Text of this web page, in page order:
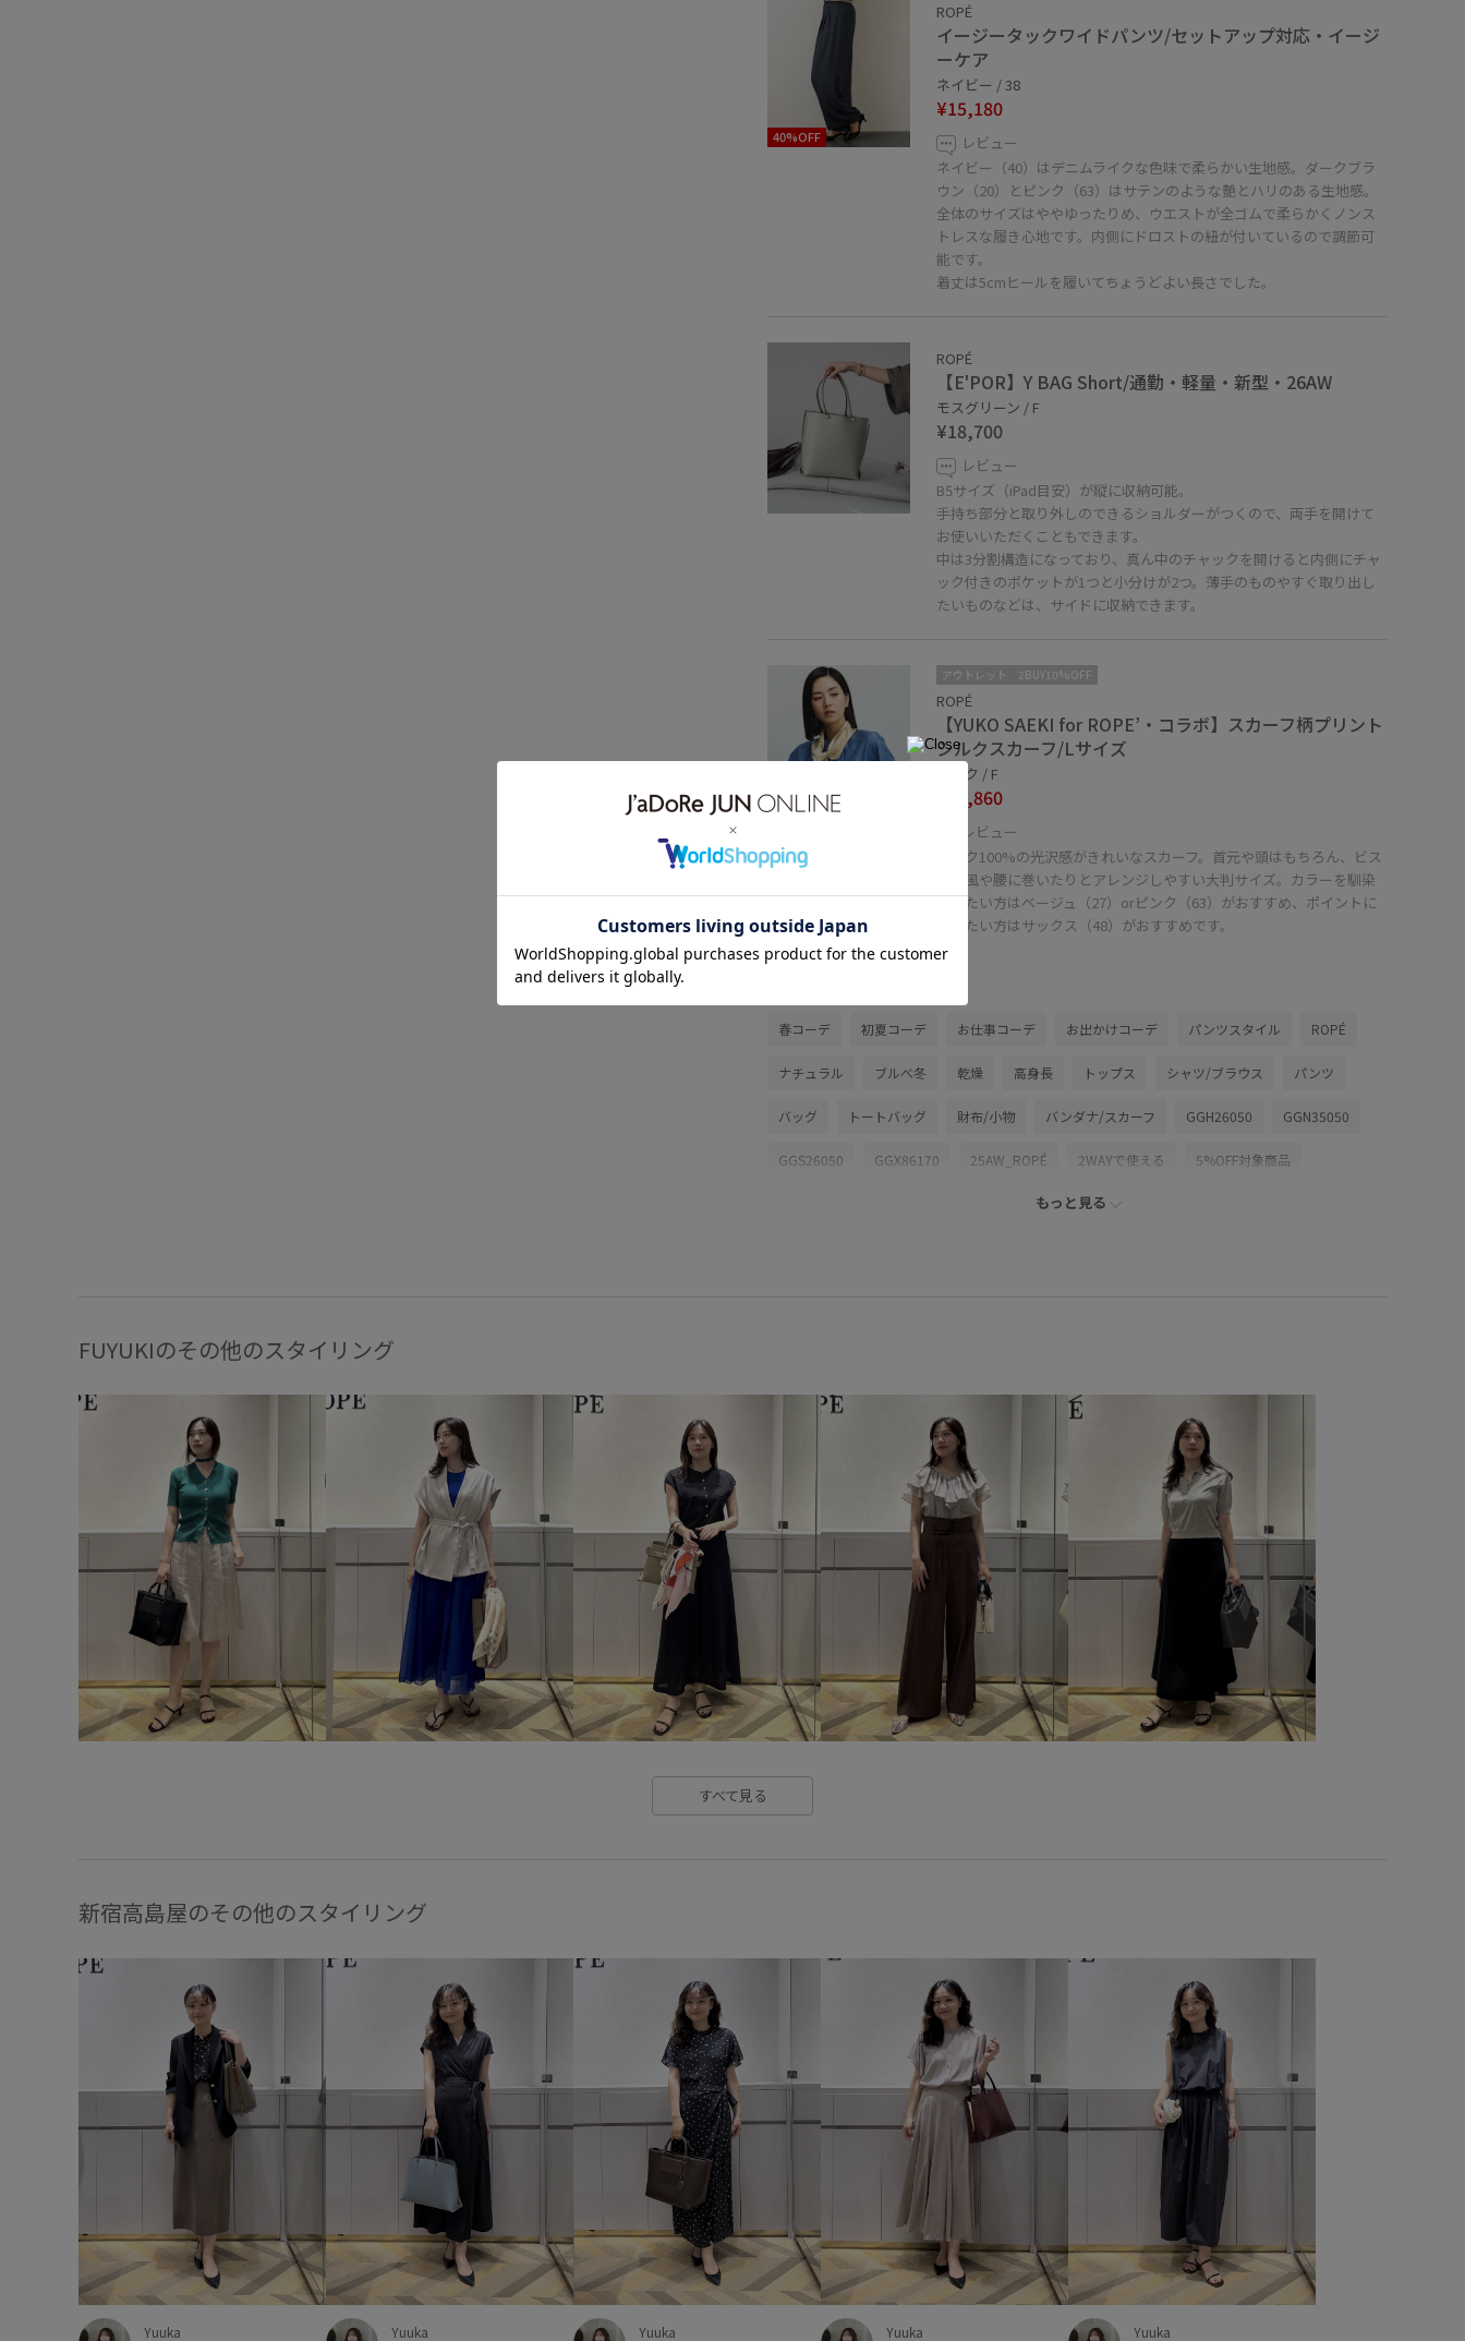
40%OFF
ROPÉ
イージータックワイドパンツ/セットアップ対応・イージ
ーケア
ネイビー / 38
¥15,180
レビュー
ネイビー（40）はデニムライクな色味で柔らかい生地感。ダークブラ
ウン（20）とピンク（63）はサテンのような艶とハリのある生地感。
全体のサイズはややゆったりめ、ウエストが全ゴムで柔らかくノンス
トレスな履き心地です。内側にドロストの紐が付いているので調節可
能です。
着丈は5cmヒールを履いてちょうどよい長さでした。
ROPÉ
【E'POR】Y BAG Short/通勤・軽量・新型・26AW
モスグリーン / F
¥18,700
レビュー
B5サイズ（iPad目安）が縦に収納可能。
手持ち部分と取り外しのできるショルダーがつくので、両手を開けて
お使いいただくこともできます。
中は3分割構造になっており、真ん中のチャックを開けると内側にチャ
ック付きのポケットが1つと小分けが2つ。薄手のものやすぐ取り出し
たいものなどは、サイドに収納できます。
アウトレット 2BUY10%OFF
ROPÉ
【YUKO SAEKI for ROPE’・コラボ】スカーフ柄プリント
シルクスカーフ/Lサイズ
ピンク / F
¥13,860
レビュー
シルク100%の光沢感がきれいなスカーフ。首元や頭はもちろん、ビス
チェ風や腰に巻いたりとアレンジしやすい大判サイズ。カラーを馴染
ませたい方はベージュ（27）orピンク（63）がおすすめ、ポイントに
使いたい方はサックス（48）がおすすめです。
春コーデ 初夏コーデ お仕事コーデ お出かけコーデ パンツスタイル ROPÉ
ナチュラル ブルべ冬 乾燥 高身長 トップス シャツ/ブラウス パンツ
バッグ トートバッグ 財布/小物 バンダナ/スカーフ GGH26050 GGN35050
GGS26050 GGX86170 25AW_ROPÉ 2WAYで使える 5%OFF対象商品
Iラインシルエット
ウエストがゴム ウール オフィスカジュアル
カジュアル コーディネートしやすい
サイドジップ シワになりにくい シンプル
スカート スタイリッシュ スッキリ
ストレスフリー ストレッチ性 セットアップ
ツイル生地 デニムに合わせる デニム生地
ドライ ドライタッチ バランスが良い ビジネス ビジネスバッグ ビスチェ
ブラウス ポリエステル リサイクル ワイドパンツ 上品 便利なアイテム
快適
もっと見る
FUYUKIのその他のスタイリング
すべて見る
新宿高島屋のその他のスタイリング
Yuuka
Yuuka
Yuuka
Yuuka
Yuuka